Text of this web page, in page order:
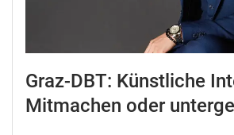
Graz-DBT: Künstliche
Mitmachen oder